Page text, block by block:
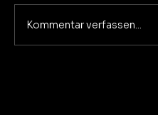
Everything But You
Kommentar verfassen...